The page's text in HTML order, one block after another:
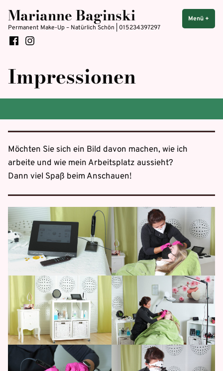
Inhalt
springen
Marianne Baginski
Permanent Make-Up – Natürlich Schön | 015234397297
Menü +
FacebookInstagram
Impressionen
Möchten Sie sich ein Bild davon machen, wie ich
arbeite und wie mein Arbeitsplatz aussieht?
Dann viel Spaß beim Anschauen!